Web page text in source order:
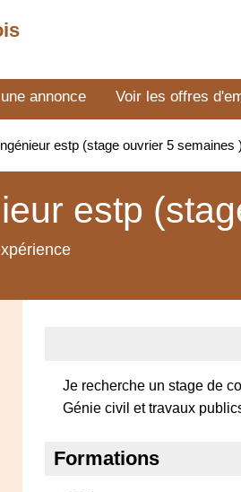
annonce Voir les offres
estp (stage ouvrier 5 semaines
estp
Je recherche un stage de
Génie civil et travaux
Formations